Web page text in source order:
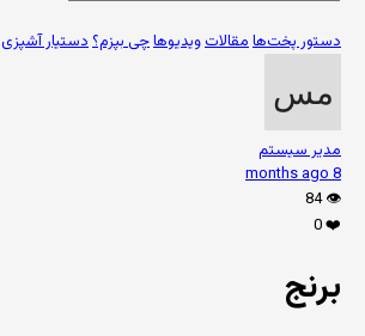
دستور پخت‌هامقالاتویدیوهاچی بپزم؟دستیار آشپزی
مدیر سیستم
8 months ago
👁️
84
❤️
0
برنج